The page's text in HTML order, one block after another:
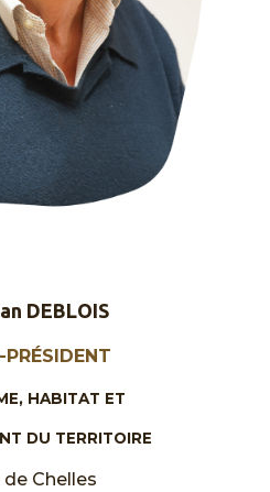
DEBLOIS
PRÉSIDENT
HABITAT ET
DU TERRITOIRE
de Chelles